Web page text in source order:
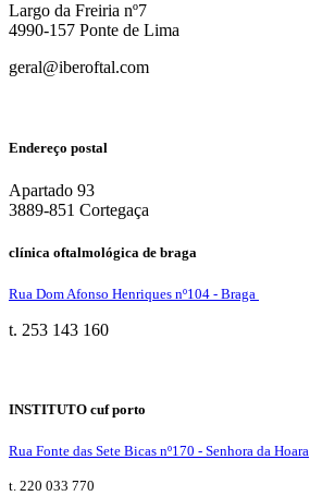
Largo da Freiria nº7
4990-157 Ponte de Lima
geral@iberoftal.com
Endereço postal
Apartado 93
3889-851 Cortegaça
clínica oftalmológica de braga
Rua Dom Afonso Henriques nº104 - Braga
t. 253 143 160
INSTITUTO cuf porto
Rua Fonte das Sete Bicas nº170 - Senhora da Hoara
t. 220 033 770